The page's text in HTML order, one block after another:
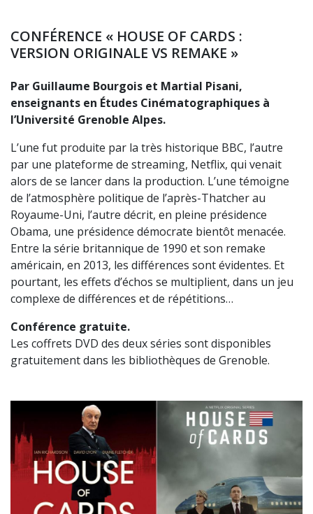
CONFÉRENCE « HOUSE OF CARDS :
VERSION ORIGINALE VS REMAKE »
Par Guillaume Bourgois et Martial Pisani,
enseignants en Études Cinématographiques à
l’Université Grenoble Alpes.
L’une fut produite par la très historique BBC, l’autre
par une plateforme de streaming, Netflix, qui venait
alors de se lancer dans la production. L’une témoigne
de l’atmosphère politique de l’après-Thatcher au
Royaume-Uni, l’autre décrit, en pleine présidence
Obama, une présidence démocrate bientôt menacée.
Entre la série britannique de 1990 et son remake
américain, en 2013, les différences sont évidentes. Et
pourtant, les effets d’échos se multiplient, dans un jeu
complexe de différences et de répétitions…
Conférence gratuite.
Les coffrets DVD des deux séries sont disponibles
gratuitement dans les bibliothèques de Grenoble.